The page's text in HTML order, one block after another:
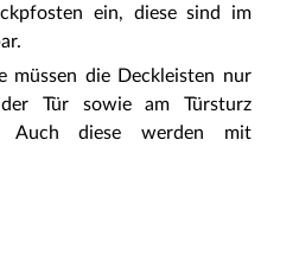
ein, diese sind im
müssen die Deckleisten nur
Tür sowie am Türsturz
Auch diese werden mit